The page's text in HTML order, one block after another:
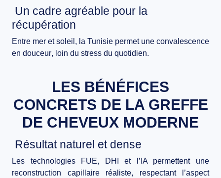
Un cadre agréable pour la
récupération
Entre mer et soleil, la Tunisie permet une convalescence
en douceur, loin du stress du quotidien.
LES BÉNÉFICES
CONCRETS DE LA GREFFE
DE CHEVEUX MODERNE
Résultat naturel et dense
Les technologies FUE, DHI et l’IA permettent une
reconstruction capillaire réaliste, respectant l’aspect